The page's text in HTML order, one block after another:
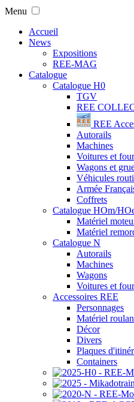
Menu
Accueil
News
Expositions
REE-MAG
Catalogue
Catalogue H0
TGV
REE
REE
Autorails
Machines
Voitures et
Wagons et
Véhicules
Armée
Coffrets
Catalogue HOm/
Matériel
Matériel
Catalogue N
Autorails
Machines
Wagons
Voitures et
Accessoires REE
Personnages
Matériel
Décor
Divers
Plaques
Containers